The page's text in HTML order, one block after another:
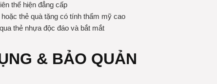
thể hiện đẳng cấp
thẻ quà tặng có tính thẩm mỹ cao
thẻ nhựa độc đáo và bắt mắt
& BẢO QUẢN